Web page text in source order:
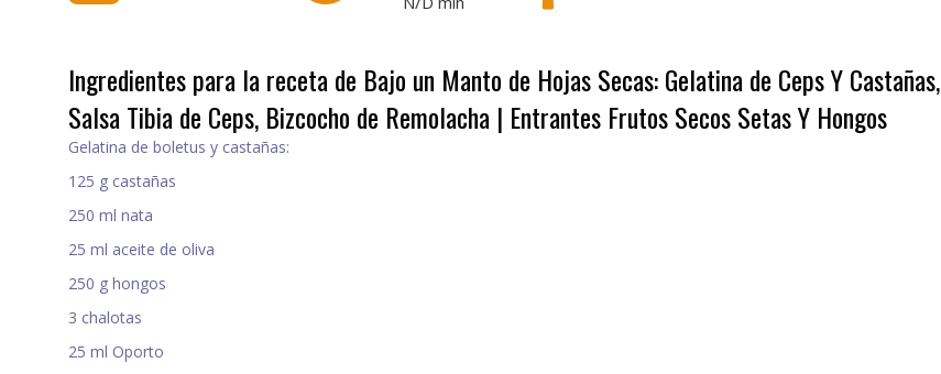
Ingredientes para la receta de Bajo un Manto de Hojas Secas: Gelatina de Ceps Y Castañas,
Salsa Tibia de Ceps, Bizcocho de Remolacha | Entrantes Frutos Secos Setas Y Hongos
Gelatina de boletus y castañas:
125 g castañas
250 ml nata
25 ml aceite de oliva
250 g hongos
3 chalotas
25 ml Oporto